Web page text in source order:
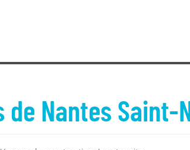
de Nantes Saint-